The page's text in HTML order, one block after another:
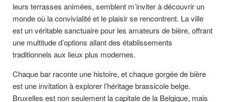
leurs terrasses animées, semblent m’inviter à découvrir un
monde où la convivialité et le plaisir se rencontrent. La ville
est un véritable sanctuaire pour les amateurs de bière, offrant
une multitude d’options allant des établissements
traditionnels aux lieux plus modernes.
Chaque bar raconte une histoire, et chaque gorgée de bière
est une invitation à explorer l’héritage brassicole belge.
Bruxelles est non seulement la capitale de la Belgique, mais